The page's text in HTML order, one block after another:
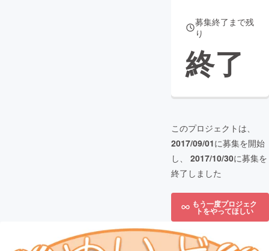
募集終了まで残
り
終了
このプロジェクトは、
2017/09/01に募集を開始
し、 2017/10/30に募集を
終了しました
もう一度プロジェク
トをやってほしい